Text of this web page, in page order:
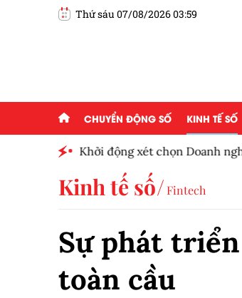
Thứ sáu 07/08/2026 03:59
CHUYỂN ĐỘNG SỐ KINH TẾ SỐ
Khởi động xét chọn Doanh
Kinh tế số Fintech
Sự phát
toàn cầu